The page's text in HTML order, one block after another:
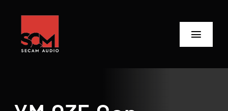
content
Toggle